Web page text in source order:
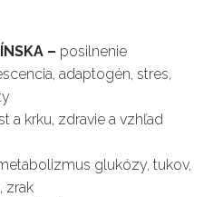
– posilnenie
adaptogén, stres,
a krku, zdravie a vzhľad
glukózy, tukov,
zrak